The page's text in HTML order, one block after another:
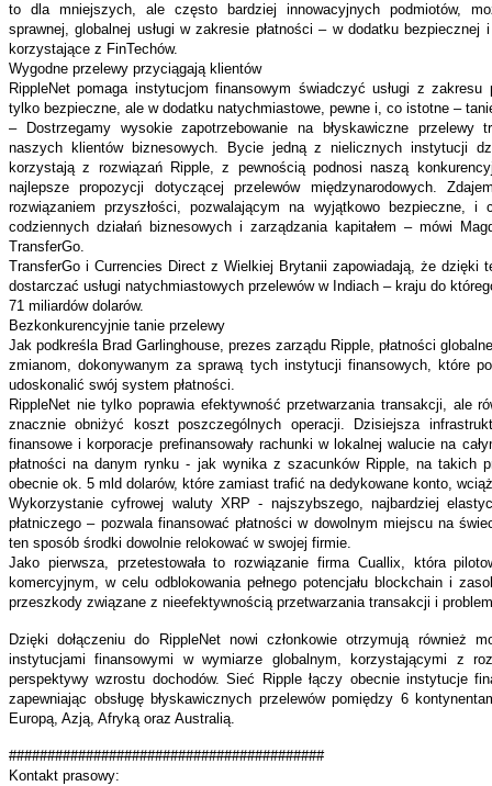
to dla mniejszych, ale często bardziej innowacyjnych podmiotów,
sprawnej, globalnej usługi w zakresie płatności – w dodatku bezpiecznej
korzystające z FinTechów.
Wygodne przelewy przyciągają klientów
RippleNet pomaga instytucjom finansowym świadczyć usługi z
tylko bezpieczne, ale w dodatku natychmiastowe, pewne i, co istotne –
– Dostrzegamy wysokie zapotrzebowanie na błyskawiczne przelewy
naszych klientów biznesowych. Bycie jedną z nielicznych instytucji
korzystają z rozwiązań Ripple, z pewnością podnosi naszą
najlepsze propozycji dotyczącej przelewów międzynarodowych.
rozwiązaniem przyszłości, pozwalającym na wyjątkowo bezpieczne, i
codziennych działań biznesowych i zarządzania kapitałem – mówi
TransferGo.
TransferGo i Currencies Direct z Wielkiej Brytanii zapowiadają, że dzięki
dostarczać usługi natychmiastowych przelewów w Indiach – kraju do
71 miliardów dolarów.
Bezkonkurencyjnie tanie przelewy
Jak podkreśla Brad Garlinghouse, prezes zarządu Ripple, płatności
zmianom, dokonywanym za sprawą tych instytucji finansowych, które
udoskonalić swój system płatności.
RippleNet nie tylko poprawia efektywność przetwarzania transakcji, ale
znacznie obniżyć koszt poszczególnych operacji. Dzisiejsza
finansowe i korporacje prefinansowały rachunki w lokalnej walucie na
płatności na danym rynku - jak wynika z szacunków Ripple, na takich
obecnie ok. 5 mld dolarów, które zamiast trafić na dedykowane konto,
Wykorzystanie cyfrowej waluty XRP - najszybszego, najbardziej
płatniczego – pozwala finansować płatności w dowolnym miejscu na
ten sposób środki dowolnie relokować w swojej firmie.
Jako pierwsza, przetestowała to rozwiązanie firma Cuallix, która
komercyjnym, w celu odblokowania pełnego potencjału blockchain i
przeszkody związane z nieefektywnością przetwarzania transakcji i
Dzięki dołączeniu do RippleNet nowi członkowie otrzymują również
instytucjami finansowymi w wymiarze globalnym, korzystającymi z
perspektywy wzrostu dochodów. Sieć Ripple łączy obecnie instytucje
zapewniając obsługę błyskawicznych przelewów pomiędzy 6
Europą, Azją, Afryką oraz Australią.
#########################################
Kontakt prasowy: